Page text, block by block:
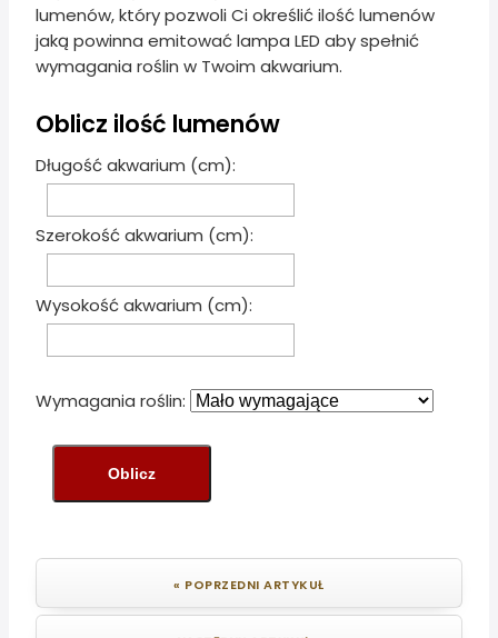
lumenów, który pozwoli Ci określić ilość lumenów
jaką powinna emitować lampa LED aby spełnić
wymagania roślin w Twoim akwarium.
Oblicz ilość lumenów
Długość akwarium (cm):
Szerokość akwarium (cm):
Wysokość akwarium (cm):
Wymagania roślin:
Oblicz
« POPRZEDNI ARTYKUŁ